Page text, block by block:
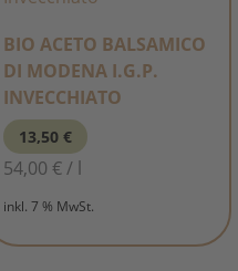
BIO ACETO BALSAMICO
DI MODENA I.G.P.
INVECCHIATO
13,50 €
54,00 €/ l
inkl. 7 % MwSt.